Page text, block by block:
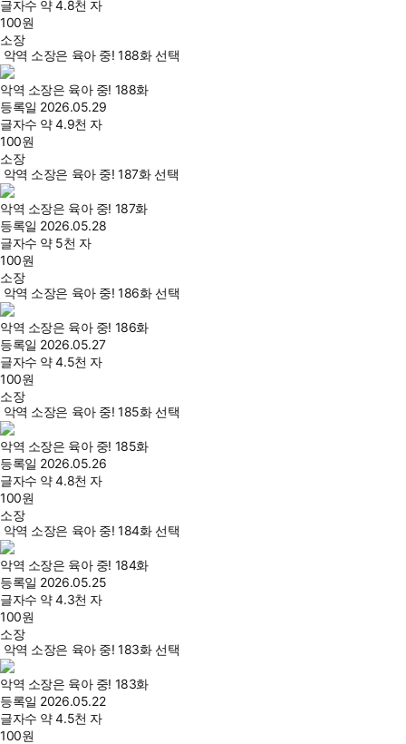
글자수 약 4.8천 자
100원
소장
악역 소장은 육아 중! 188화 선택
악역 소장은 육아 중! 188화
등록일 2026.05.29
글자수 약 4.9천 자
100원
소장
악역 소장은 육아 중! 187화 선택
악역 소장은 육아 중! 187화
등록일 2026.05.28
글자수 약 5천 자
100원
소장
악역 소장은 육아 중! 186화 선택
악역 소장은 육아 중! 186화
등록일 2026.05.27
글자수 약 4.5천 자
100원
소장
악역 소장은 육아 중! 185화 선택
악역 소장은 육아 중! 185화
등록일 2026.05.26
글자수 약 4.8천 자
100원
소장
악역 소장은 육아 중! 184화 선택
악역 소장은 육아 중! 184화
등록일 2026.05.25
글자수 약 4.3천 자
100원
소장
악역 소장은 육아 중! 183화 선택
악역 소장은 육아 중! 183화
등록일 2026.05.22
글자수 약 4.5천 자
100원